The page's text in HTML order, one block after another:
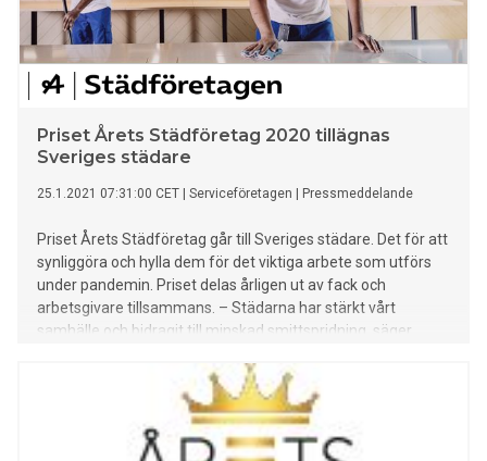
Priset Årets Städföretag 2020 tillägnas
Sveriges städare
25.1.2021 07:31:00 CET Serviceföretagen Pressmeddelande
Priset Årets Städföretag går till Sveriges städare. Det för att
synliggöra och hylla dem för det viktiga arbete som utförs
under pandemin. Priset delas årligen ut av fack och
arbetsgivare tillsammans. – Städarna har stärkt vårt
samhälle och bidragit till minskad smittspridning, säger